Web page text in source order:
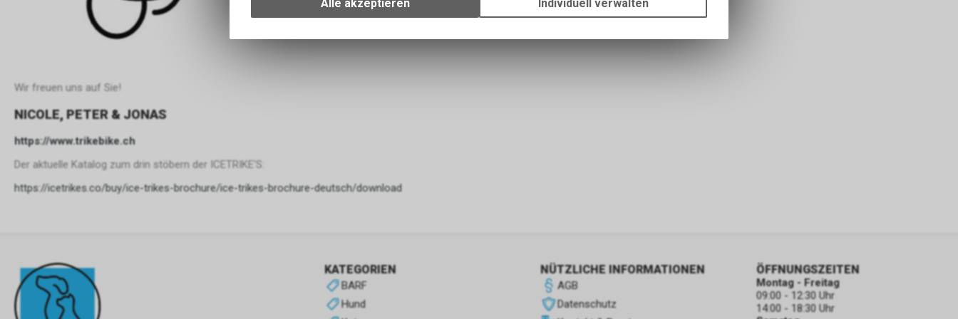
Wir freuen uns auf Sie!
NICOLE, PETER & JONAS
https://www.trikebike.ch
Der aktuelle Katalog zum drin stöbern der ICETRIKE'S:
https://icetrikes.co/buy/ice-trikes-brochure/ice-trikes-brochure-deutsch/download
KATEGORIEN
BARF
Hund
NÜTZLICHE INFORMATIONEN
AGB
Datenschutz
ÖFFNUNGSZEITEN
Montag - Freitag
09:00 - 12:30 Uhr
14:00 - 18:30 Uhr
Verwendung des Warenkorbs, zu ermöglichen. Bitte beachten Sie, dass die
zulassen.
Alle akzeptieren Individuell verwalten